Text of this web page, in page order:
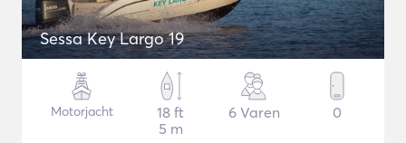
Sessa Key Largo 19
Motorjacht
18 ft
5 m
6 Varen 0